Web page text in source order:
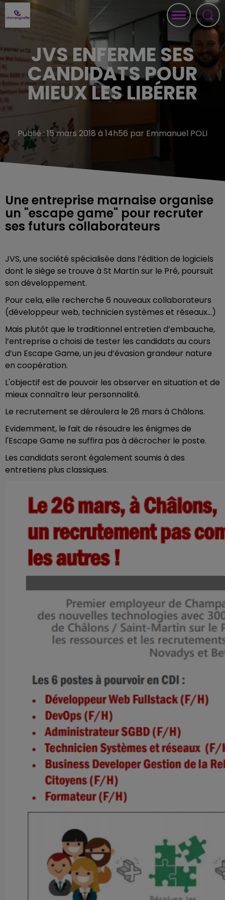
JVS ENFERME SES
CANDIDATS POUR
MIEUX LES LIBÉRER
Publié : 15 mars 2018 à 14h56 par Emmanuel POLI
Une entreprise marnaise organise
un "escape game" pour recruter
ses futurs collaborateurs
JVS, une société spécialisée dans l’édition de logiciels
dont le siège se trouve à St Martin sur le Pré, poursuit
son développement.
Pour cela, elle recherche 6 nouveaux collaborateurs
(développeur web, technicien systèmes et réseaux…)
Mais plutôt que le traditionnel entretien d’embauche,
l’entreprise a choisi de tester les candidats au cours
d’un Escape Game, un jeu d’évasion grandeur nature
en coopération.
L'objectif est de pouvoir les observer en situation et de
mieux connaître leur personnalité.
Le recrutement se déroulera le 26 mars à Châlons.
Evidemment, le fait de résoudre les énigmes de
l'Escape Game ne suffira pas à décrocher le poste.
Les candidats seront également soumis à des
entretiens plus classiques.